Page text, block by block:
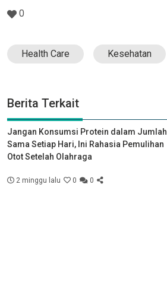
0
Health Care Kesehatan
Berita Terkait
Jangan Konsumsi Protein dalam Jumlah
Sama Setiap Hari, Ini Rahasia Pemulihan
Otot Setelah Olahraga
2 minggu lalu 0 0